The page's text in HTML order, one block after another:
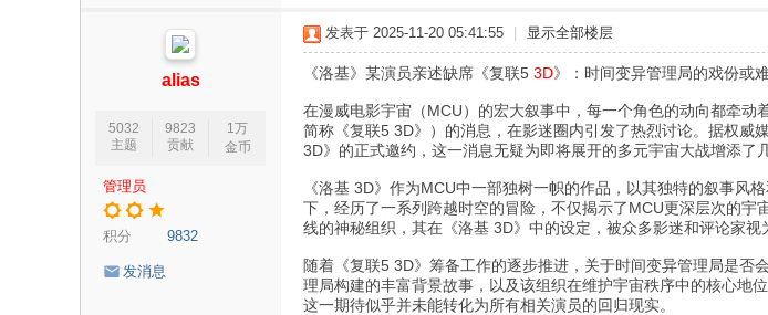
alias
5032
主题
9823
贡献
1万
金币
管理员
积分 9832
发消息
发表于 2025-11-20 05:41:55 显示全部楼层
《洛基》某演员亲述缺席《复联5 3D》：时间变异管理局的戏份或
在漫威电影宇宙（MCU）的宏大叙事中，每一个角色的动向都牵
简称《复联5 3D》）的消息，在影迷圈内引发了热烈讨论。据权
3D》的正式邀约，这一消息无疑为即将展开的多元宇宙大战增添了
《洛基 3D》作为MCU中一部独树一帜的作品，以其独特的叙事风
下，经历了一系列跨越时空的冒险，不仅揭示了MCU更深层次的
线的神秘组织，其在《洛基 3D》中的设定，被众多影迷和评论家视
随着《复联5 3D》筹备工作的逐步推进，关于时间变异管理局是
理局构建的丰富背景故事，以及该组织在维护宇宙秩序中的核心地
这一期待似乎并未能转化为所有相关演员的回归现实。